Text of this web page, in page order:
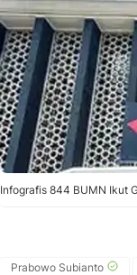
Infografis 844 BUMN Ikut
Prabowo Subianto